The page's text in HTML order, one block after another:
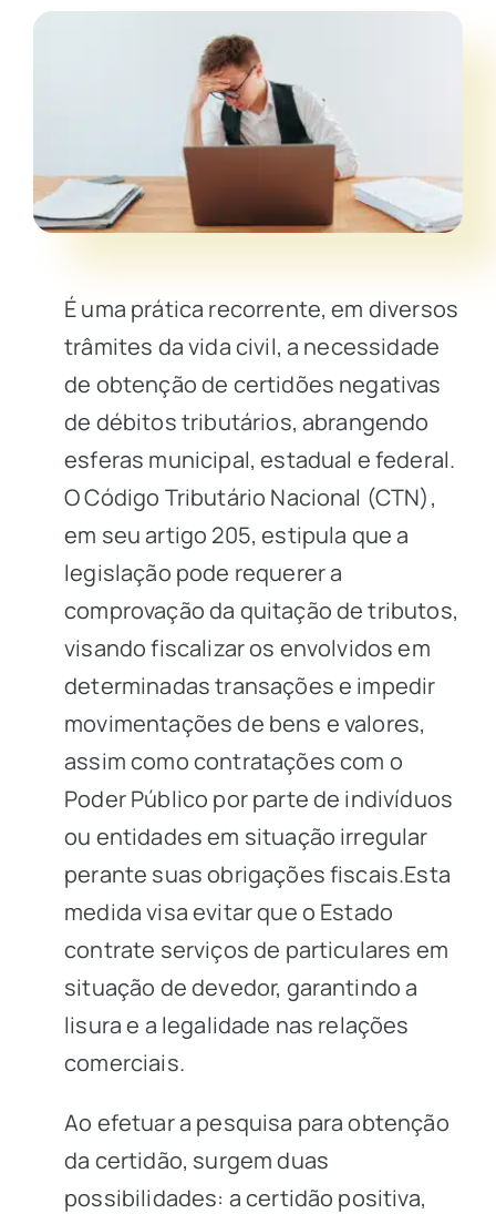
É uma prática recorrente, em diversos
trâmites da vida civil, a necessidade
de obtenção de certidões negativas
de débitos tributários, abrangendo
esferas municipal, estadual e federal.
O Código Tributário Nacional (CTN),
em seu artigo 205, estipula que a
legislação pode requerer a
comprovação da quitação de tributos,
visando fiscalizar os envolvidos em
determinadas transações e impedir
movimentações de bens e valores,
assim como contratações com o
Poder Público por parte de indivíduos
ou entidades em situação irregular
perante suas obrigações fiscais.Esta
medida visa evitar que o Estado
contrate serviços de particulares em
situação de devedor, garantindo a
lisura e a legalidade nas relações
comerciais.
Ao efetuar a pesquisa para obtenção
da certidão, surgem duas
possibilidades: a certidão positiva,